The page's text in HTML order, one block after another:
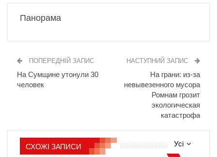
Панорама
ПОПЕРЕДНІЙ ЗАПИС
На Сумщине утонули 30
человек
НАСТУПНИЙ ЗАПИС
На грани: из-за
невывезенного мусора
Ромнам грозит
экологическая
катастрофа
Усі
СХОЖІ ЗАПИСИ